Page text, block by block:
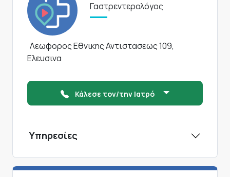
Γαστρεντερολόγος
Λεωφορος Εθνικης Αντιστασεως 109,
Ελευσινα
Κάλεσε τον/την Ιατρό
Υπηρεσίες